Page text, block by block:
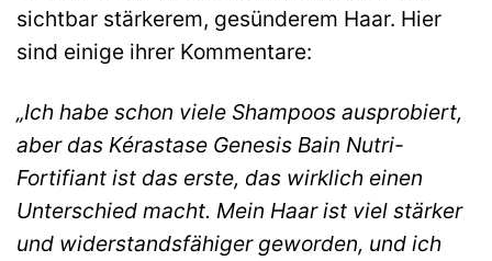
sichtbar stärkerem, gesünderem Haar. Hier
sind einige ihrer Kommentare:
„Ich habe schon viele Shampoos ausprobiert,
aber das Kérastase Genesis Bain Nutri-
Fortifiant ist das erste, das wirklich einen
Unterschied macht. Mein Haar ist viel stärker
und widerstandsfähiger geworden, und ich